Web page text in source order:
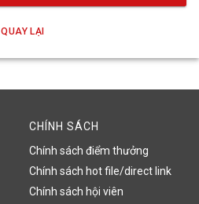
QUAY LẠI
CHÍNH SÁCH
Chính sách điểm thưởng
Chính sách hot file/direct link
Chính sách hội viên